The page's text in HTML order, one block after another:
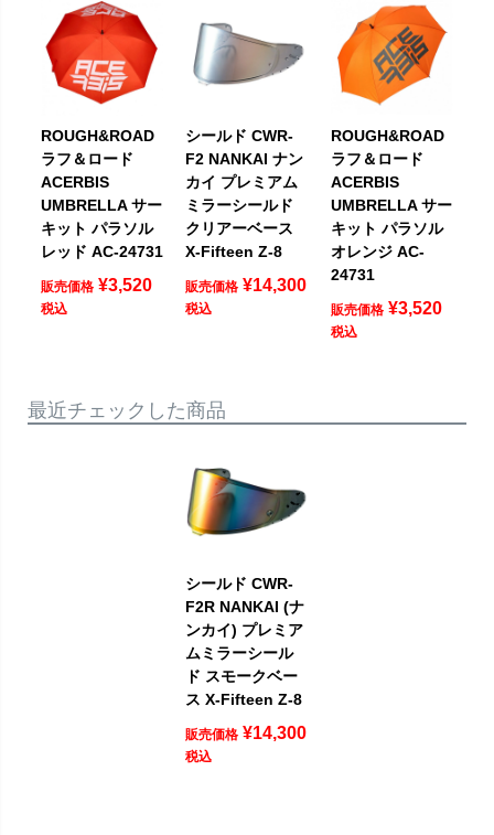
ROUGH&ROAD
ラフ＆ロード
ACERBIS
UMBRELLA サー
キット パラソル
レッド AC-24731
販売価格 ¥3,520
税込
シールド CWR-
F2 NANKAI ナン
カイ プレミアム
ミラーシールド
クリアーベース
X-Fifteen Z-8
販売価格 ¥14,300
税込
ROUGH&ROAD
ラフ＆ロード
ACERBIS
UMBRELLA サー
キット パラソル
オレンジ AC-
24731
販売価格 ¥3,520
税込
最近チェックした商品
シールド CWR-
F2R NANKAI (ナ
ンカイ) プレミア
ムミラーシール
ド スモークベー
ス X-Fifteen Z-8
販売価格 ¥14,300
税込